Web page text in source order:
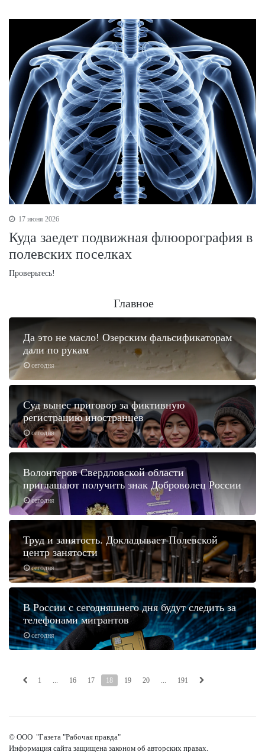
17 июня 2026
Куда заедет подвижная флюорография в
полевских поселках
Проверьтесь!
Главное
сегодня
Да это не масло! Озерским фальсификаторам
дали по рукам
сегодня
Суд вынес приговор за фиктивную
регистрацию иностранцев
сегодня
Волонтеров Свердловской области
приглашают получить знак Доброволец России
сегодня
Труд и занятость. Докладывает Полевской
центр занятости
сегодня
В России с сегодняшнего дня будут следить за
телефонами мигрантов
1 ... 16 17 18 19 20 ... 191
© ООО "Газета "Рабочая правда"
Информация сайта защищена законом об авторских правах.